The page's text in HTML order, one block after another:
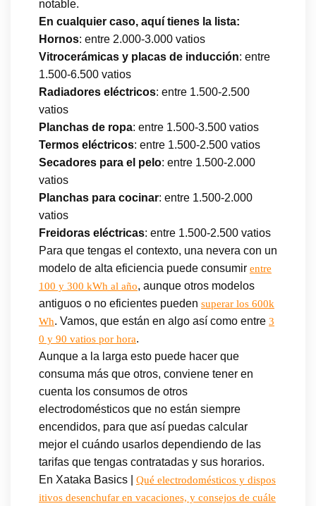
notable.
En cualquier caso, aquí tienes la lista:
Hornos: entre 2.000-3.000 vatios
Vitrocerámicas y placas de inducción: entre
1.500-6.500 vatios
Radiadores eléctricos: entre 1.500-2.500
vatios
Planchas de ropa: entre 1.500-3.500 vatios
Termos eléctricos: entre 1.500-2.500 vatios
Secadores para el pelo: entre 1.500-2.000
vatios
Planchas para cocinar: entre 1.500-2.000
vatios
Freidoras eléctricas: entre 1.500-2.500 vatios
Para que tengas el contexto, una nevera con un
modelo de alta eficiencia puede consumir entre
100 y 300 kWh al año, aunque otros modelos
antiguos o no eficientes pueden superar los 600k
Wh. Vamos, que están en algo así como entre 3
0 y 90 vatios por hora.
Aunque a la larga esto puede hacer que
consuma más que otros, conviene tener en
cuenta los consumos de otros
electrodomésticos que no están siempre
encendidos, para que así puedas calcular
mejor el cuándo usarlos dependiendo de las
tarifas que tengas contratadas y sus horarios.
En Xataka Basics | Qué electrodomésticos y dispos
itivos desenchufar en vacaciones, y consejos de cuále